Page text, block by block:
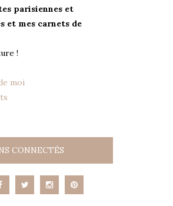
parisiennes et
et mes carnets de
!
moi
CONNECTÉS